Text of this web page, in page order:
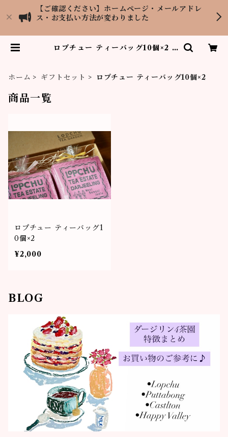
【ご確認ください】ホームページ・メールアドレ
ス・お支払い方法が変わりました
ロプチュー ティーバッグ10個×2 |
ホーム
ギフトセット ロプチュー ティーバッグ10個×2
商品一覧
ロプチュー ティーバッグ1
0個×2
¥2,000
BLOG